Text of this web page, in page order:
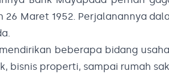
26 Maret 1952. Perjalanannya
beberapa bidang
bisnis properti, sampai rumah